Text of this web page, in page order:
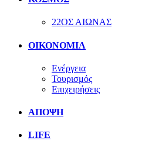
22ΟΣ ΑΙΩΝΑΣ
ΟΙΚΟΝΟΜΙΑ
Ενέργεια
Τουρισμός
Επιχειρήσεις
ΑΠΟΨΗ
LIFE